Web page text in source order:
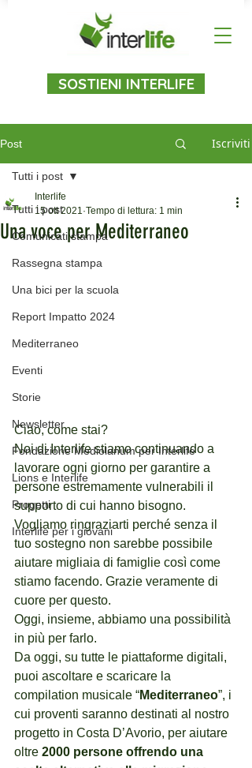
SOSTIENI INTERLIFE
Post Iscriviti
Tutti i post
Comunicati stampa
Rassegna stampa
Una bici per la scuola
Report Impatto 2024
Mediterraneo
Eventi
Storie
Newsletter
Fondazione Mediolanum per Interlife
Lions e Interlife
Progetti
Interlife per i giovani
Tutti i post
Una voce per Mediterraneo
Interlife
15 ott 2021 Tempo di lettura: 1 min
Ciao, come stai?
Noi di Interlife stiamo continuando a
lavorare ogni giorno per garantire a
persone estremamente vulnerabili il
supporto di cui hanno bisogno.
Vogliamo ringraziarti perché senza il
tuo sostegno non sarebbe possibile
aiutare migliaia di famiglie così come
stiamo facendo. Grazie veramente di
cuore per questo.
Oggi, insieme, abbiamo una possibilità
in più per farlo.
Da oggi, su tutte le piattaforme digitali,
puoi ascoltare e scaricare la
compilation musicale “Mediterraneo”, i
cui proventi saranno destinati al nostro
progetto in Costa D’Avorio, per aiutare
oltre 2000 persone offrendo una